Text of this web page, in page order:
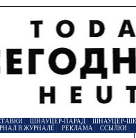
ШНАУЦЕР-ПАРАД| ШНАУЦЕР-
В ЖУРНАЛЕ РЕКЛАМА| ССЫЛКИ